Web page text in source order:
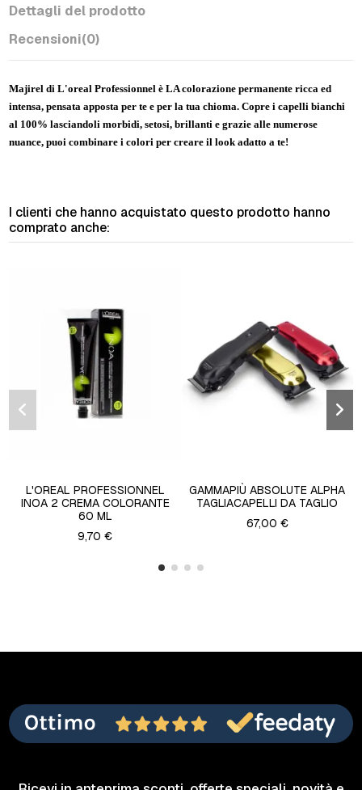
Dettagli del prodotto
Recensioni(0)
Majirel di L'oreal Professionnel è LA colorazione permanente ricca ed
intensa, pensata apposta per te e per la tua chioma. Copre i capelli bianchi
al 100% lasciandoli morbidi, setosi, brillanti e grazie alle numerose
nuance, puoi combinare i colori per creare il look adatto a te!
I clienti che hanno acquistato questo prodotto hanno
comprato anche:
L'OREAL PROFESSIONNEL
INOA 2 CREMA COLORANTE
60 ML
9,70 €
GAMMAPIÙ ABSOLUTE ALPHA
TAGLIACAPELLI DA TAGLIO
67,00 €